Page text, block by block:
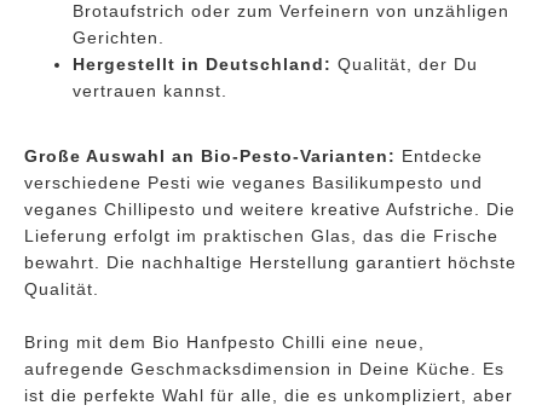
Brotaufstrich oder zum Verfeinern von unzähligen
Gerichten.
Hergestellt in Deutschland: Qualität, der Du
vertrauen kannst.
Große Auswahl an Bio-Pesto-Varianten: Entdecke
verschiedene Pesti wie veganes Basilikumpesto und
veganes Chillipesto und weitere kreative Aufstriche. Die
Lieferung erfolgt im praktischen Glas, das die Frische
bewahrt. Die nachhaltige Herstellung garantiert höchste
Qualität.
Bring mit dem Bio Hanfpesto Chilli eine neue,
aufregende Geschmacksdimension in Deine Küche. Es
ist die perfekte Wahl für alle, die es unkompliziert, aber